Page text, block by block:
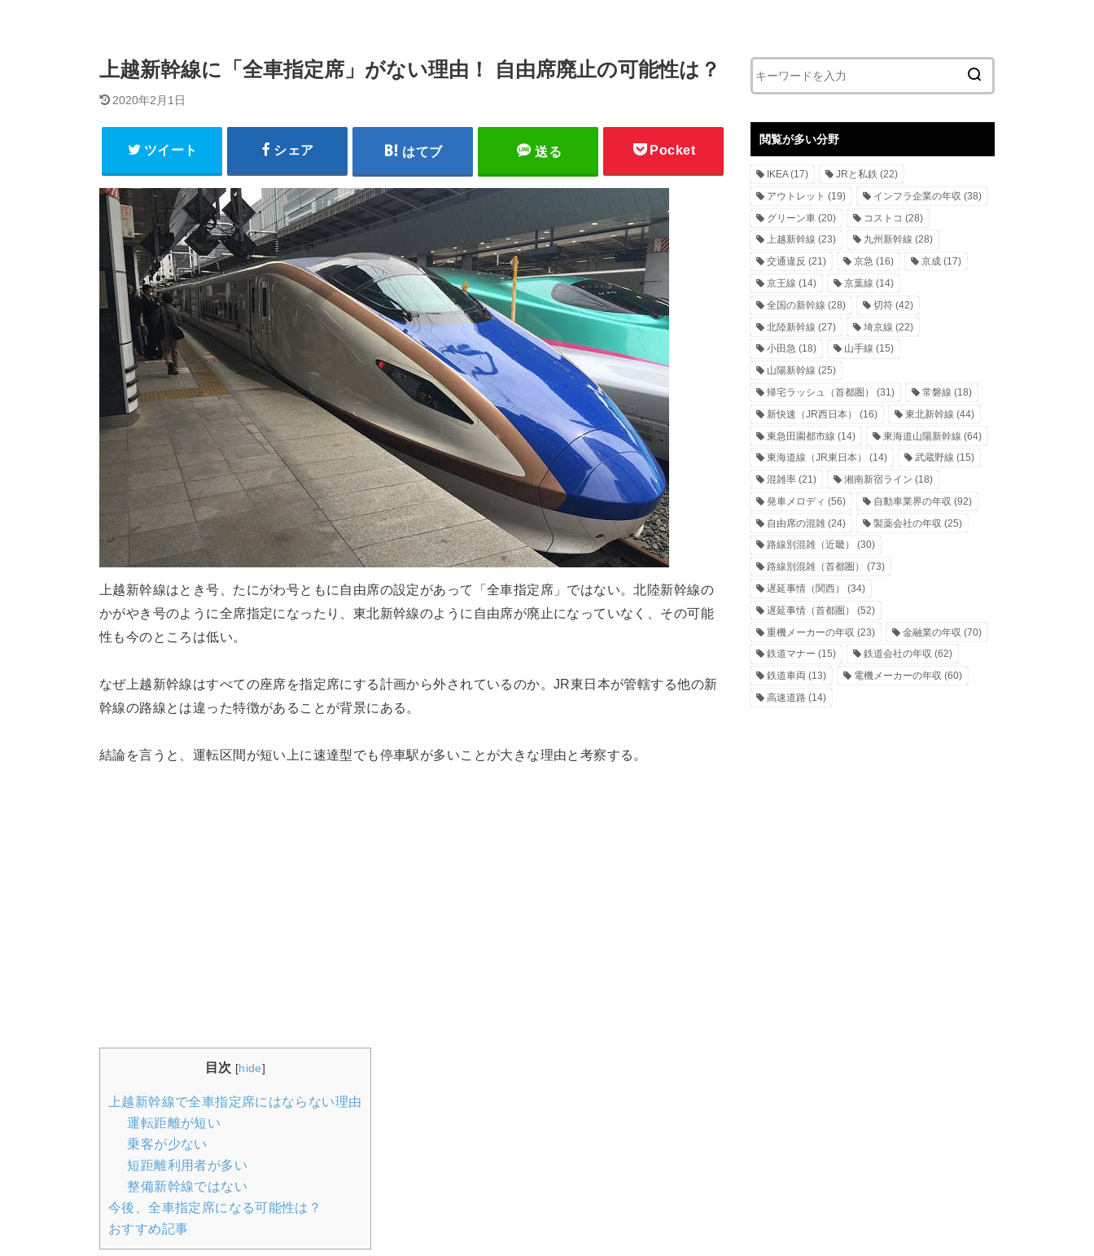
上越新幹線に「全車指定席」がない理由！ 自由席廃止の可能性は？
2020年2月1日
ツイート シェア はてブ 送る Pocket
上越新幹線はとき号、たにがわ号ともに自由席の設定があって「全車指定席」ではない。北陸新幹線の
かがやき号のように全席指定になったり、東北新幹線のように自由席が廃止になっていなく、その可能
性も今のところは低い。
なぜ上越新幹線はすべての座席を指定席にする計画から外されているのか。JR東日本が管轄する他の新
幹線の路線とは違った特徴があることが背景にある。
結論を言うと、運転区間が短い上に速達型でも停車駅が多いことが大きな理由と考察する。
目次 [hide]
上越新幹線で全車指定席にはならない理由
運転距離が短い
乗客が少ない
短距離利用者が多い
整備新幹線ではない
今後、全車指定席になる可能性は？
おすすめ記事
閲覧が多い分野
IKEA(17) JRと私鉄 (22)
アウトレット (19) インフラ企業の年収 (38)
グリーン車 (20) コストコ (28)
上越新幹線 (23) 九州新幹線 (28)
交通違反 (21) 京急 (16) 京成(17)
京王線 (14) 京葉線 (14)
全国の新幹線 (28) 切符(42)
北陸新幹線 (27) 埼京線 (22)
小田急 (18) 山手線 (15)
山陽新幹線 (25)
帰宅ラッシュ（首都圏）
(31) 常磐線 (18)
新快速（JR西日本）
(16) 東北新幹線 (44)
東急田園都市線 (14) 東海道山陽新幹線 (64)
東海道線（JR東日本）
(14) 武蔵野線 (15)
混雑率 (21) 湘南新宿ライン (18)
発車メロディ (56) 自動車業界の年収 (92)
自由席の混雑 (24) 製薬会社の年収 (25)
路線別混雑（近畿）
(30)
路線別混雑（首都圏）
(73)
遅延事情（関西）
(34)
遅延事情（首都圏）
(52)
重機メーカーの年収 (23) 金融業の年収 (70)
鉄道マナー (15) 鉄道会社の年収 (62)
鉄道車両 (13) 電機メーカーの年収 (60)
高速道路 (14)